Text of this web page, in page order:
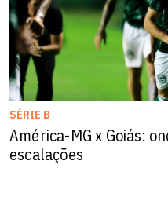
SÉRIE B
América-MG x Goiás:
escalações